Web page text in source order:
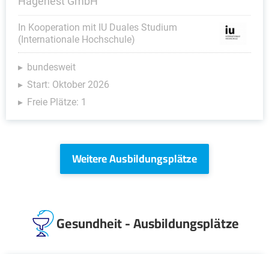
In Kooperation mit IU Duales Studium
(Internationale Hochschule)
bundesweit
Start: Oktober 2026
Freie Plätze: 1
Weitere Ausbildungsplätze
Gesundheit - Ausbildungsplätze